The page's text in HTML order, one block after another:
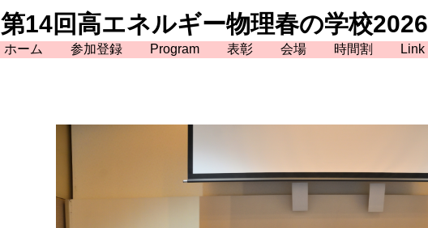
第14回高エネルギー物理春の学校2026
ホーム 参加登録 Program 表彰 会場 時間割 Link